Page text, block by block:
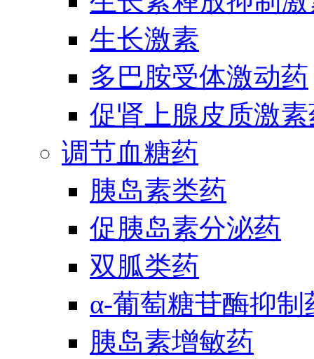
生长激素
多巴胺受体激动药
促肾上腺皮质激
调节血糖药
胰岛素类药
促胰岛素分泌药
双胍类药
α-葡萄糖苷酶抑制
胰岛素增敏药